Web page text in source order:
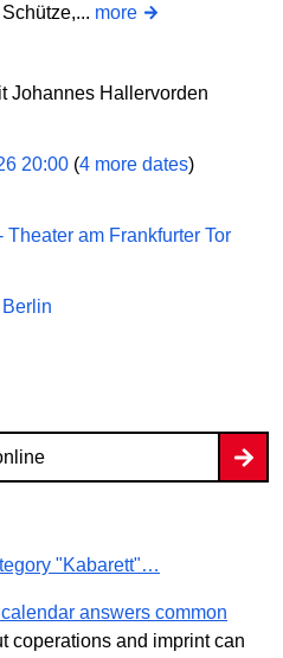
more
Johannes Hallervorden
20:00 (4 more dates)
am Frankfurter Tor
"Kabarett"…
answers common
coperations and imprint can